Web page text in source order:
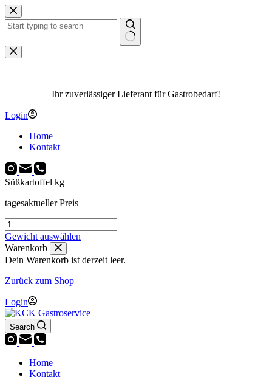
Zum
Inhalt
springen
Keine
Ergebnisse
Ihr zuverlässiger Lieferant für Gastrobedarf!
Login
Home
Kontakt
Süßkartoffel kg
tagesaktueller Preis
Süßkartoffel
kg
Menge
Gewicht auswählen
Warenkorb
Dein Warenkorb ist derzeit leer.
Zurück zum Shop
Login
Search
Home
Kontakt